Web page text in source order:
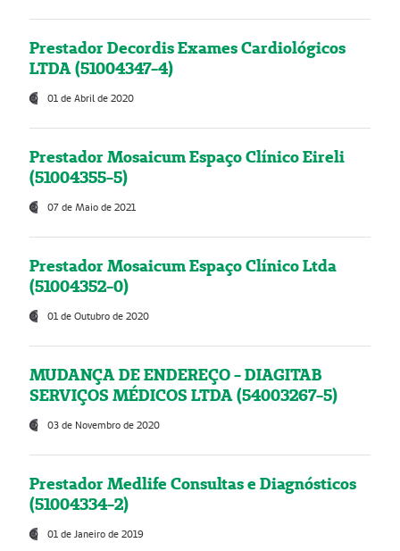
Prestador Decordis Exames Cardiológicos
LTDA (51004347-4)
01 de Abril de 2020
Prestador Mosaicum Espaço Clínico Eireli
(51004355-5)
07 de Maio de 2021
Prestador Mosaicum Espaço Clínico Ltda
(51004352-0)
01 de Outubro de 2020
MUDANÇA DE ENDEREÇO - DIAGITAB
SERVIÇOS MÉDICOS LTDA (54003267-5)
03 de Novembro de 2020
Prestador Medlife Consultas e Diagnósticos
(51004334-2)
01 de Janeiro de 2019